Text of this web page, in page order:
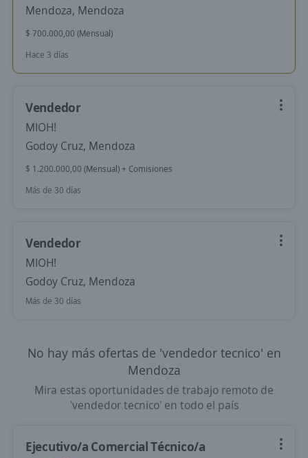
Mendoza, Mendoza
$ 700.000,00 (Mensual)
Hace 3 días
Vendedor
MIOH!
Godoy Cruz, Mendoza
$ 1.200.000,00 (Mensual) + Comisiones
Más de 30 días
Vendedor
MIOH!
Godoy Cruz, Mendoza
Más de 30 días
No hay más ofertas de 'vendedor tecnico' en
Mendoza
Mira estas oportunidades de trabajo remoto de
'vendedor tecnico' en todo el país
Ejecutivo/a Comercial Técnico/a